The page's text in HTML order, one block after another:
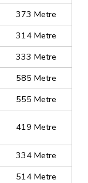
373 Metre
314 Metre
333 Metre
585 Metre
555 Metre
419 Metre
334 Metre
514 Metre